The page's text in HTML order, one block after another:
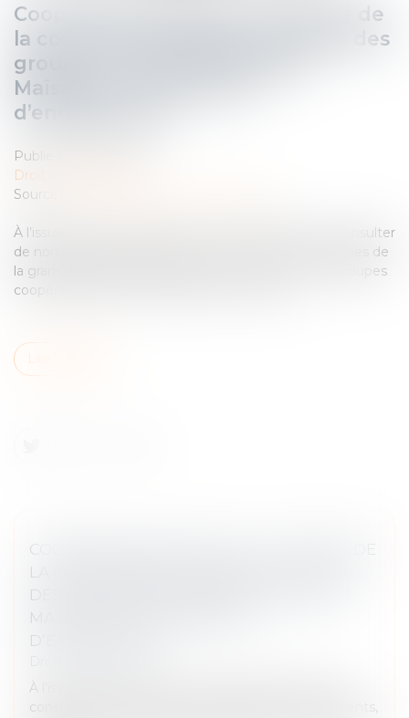
Coopératives agricoles : l’Autorité de
la concurrence autorise la fusion des
groupes coopératifs Euralis et
Maïsadour, sous réserve
d’engagements
Publié le :
Droit commercial
Source :
À l’issue d’une instruction qui a conduit l’Autorité à consulter
de nombreux tiers (agriculteurs, concurrents, enseignes de
la grande distribution), le projet de fusion entre les groupes
coopératifs Euralis et Maïsadour est autorisé...
Lire la suite
COOPÉRATIVES AGRICOLES : L’AUTORITÉ DE
LA CONCURRENCE AUTORISE LA FUSION
DES GROUPES COOPÉRATIFS EURALIS ET
MAÏSADOUR, SOUS RÉSERVE
D’ENGAGEMENTS
À l’issue d’une instruction qui a conduit l’Autorité à
consulter de nombreux tiers (agriculteurs, concurrents,